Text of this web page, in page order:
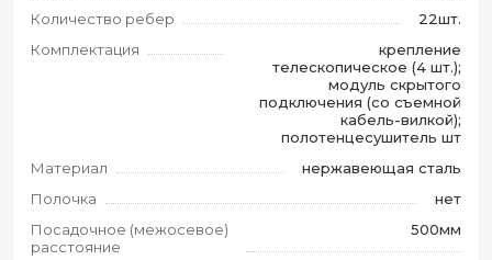
Количество ребер
22шт.
Комплектация
крепление
телескопическое (4 шт.);
модуль скрытого
подключения (со съемной
кабель-вилкой);
полотенцесушитель шт
Материал
нержавеющая сталь
Полочка
нет
Посадочное (межосевое)
расстояние
500мм